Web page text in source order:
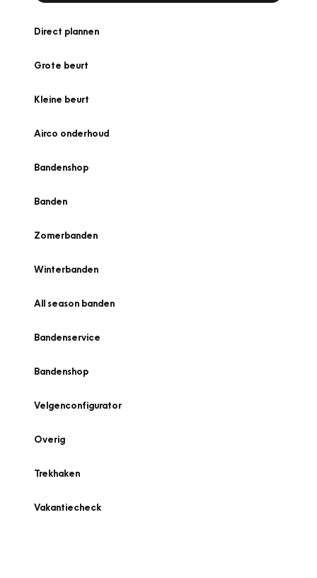
Direct plannen
Grote beurt
Kleine beurt
Airco onderhoud
Bandenshop
Banden
Zomerbanden
Winterbanden
All season banden
Bandenservice
Bandenshop
Velgenconfigurator
Overig
Trekhaken
Vakantiecheck